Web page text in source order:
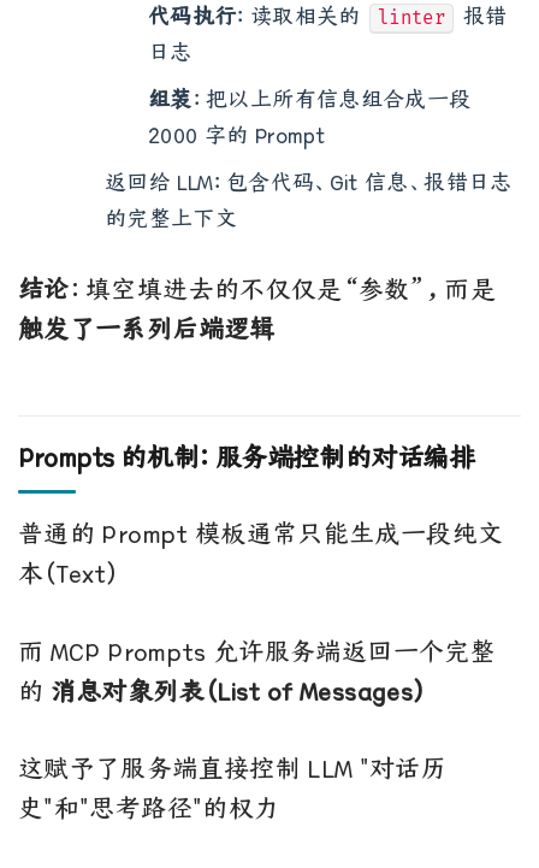
代码执行：读取相关的 linter
报错
日志
组装：把以上所有信息组合成一段
2000 字的 Prompt
返回给 LLM：包含代码、Git 信息、报错日志
的完整上下文
结论：填空填进去的不仅仅是“参数”，而是
触发了一系列后端逻辑
Prompts 的机制：服务端控制的对话编排
普通的 Prompt 模板通常只能生成一段纯文
本（Text）
而 MCP Prompts 允许服务端返回一个完整
的 消息对象列表（List of Messages）
这赋予了服务端直接控制 LLM "对话历
史"和"思考路径"的权力